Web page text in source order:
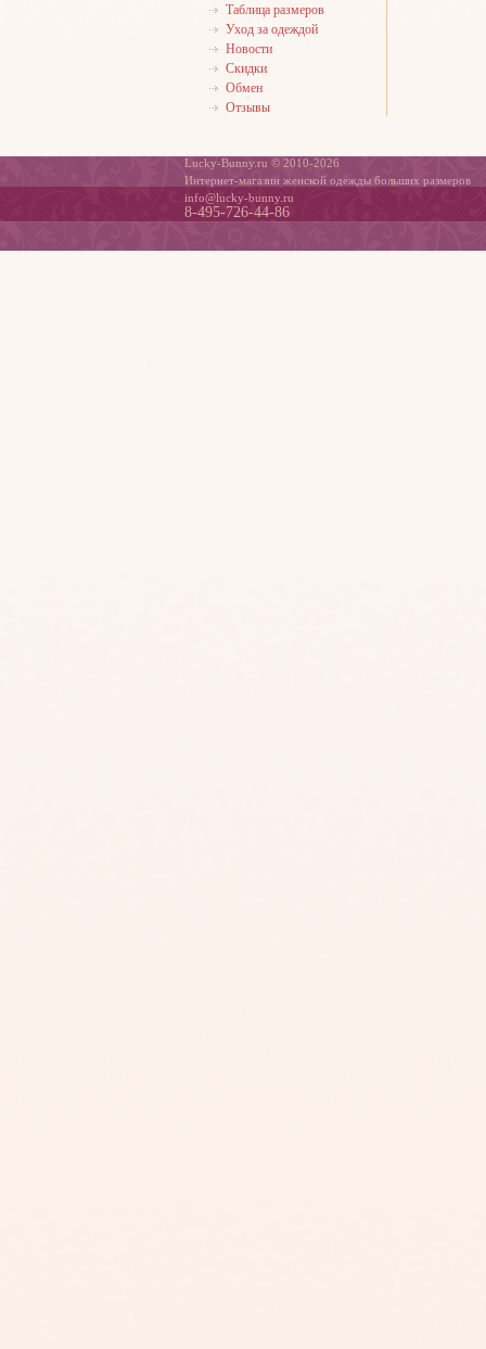
Таблица размеров
Уход за одеждой
Новости
Скидки
Обмен
Отзывы
Lucky-Bunny.ru © 2010-2026
Интернет-магазин женской одежды больших размеров
info@lucky-bunny.ru
8-495-726-44-86